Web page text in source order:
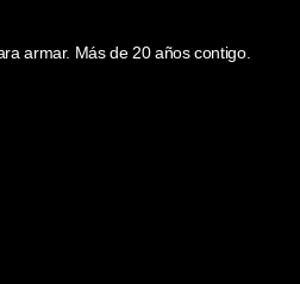
armar. Más de 20 años contigo.